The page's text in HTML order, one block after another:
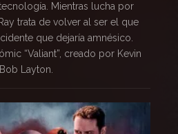
Mientras lucha por
trata de volver al ser el que
que dejaría amnésico.
“Valiant”, creado por Kevin
Layton.